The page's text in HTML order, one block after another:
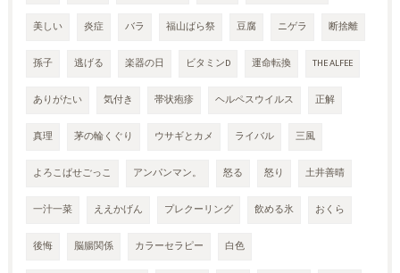
美しい 炎症 バラ 福山ばら祭 豆腐 ニゲラ 断捨離
孫子 逃げる 楽器の日 ビタミンD 運命転換 THE ALFEE
ありがたい 気付き 帯状疱疹 ヘルペスウイルス 正解
真理 茅の輪くぐり ウサギとカメ ライバル 三風
よろこばせごっこ アンパンマン。 怒る 怒り 土井善晴
一汁一菜 ええかげん プレクーリング 飲める氷 おくら
後悔 脳腸関係 カラーセラピー 白色